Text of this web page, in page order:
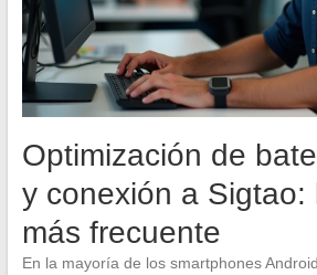
Optimización de
y conexión a Sigtao:
más frecuente
En la mayoría de los smartphones